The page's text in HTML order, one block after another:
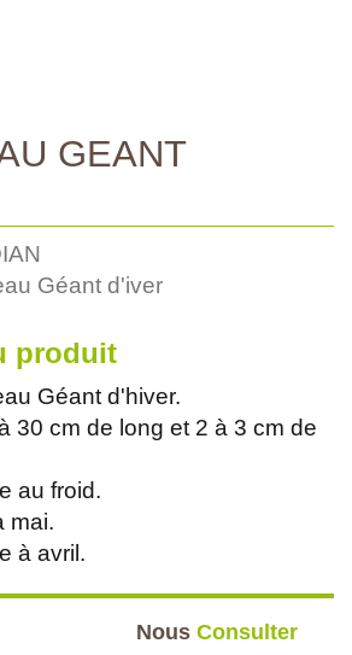
GEANT
Géant d'iver
produit
Géant d'hiver.
30 cm de long et 2 à 3 cm de
au froid.
mai.
à avril.
Nous Consulter